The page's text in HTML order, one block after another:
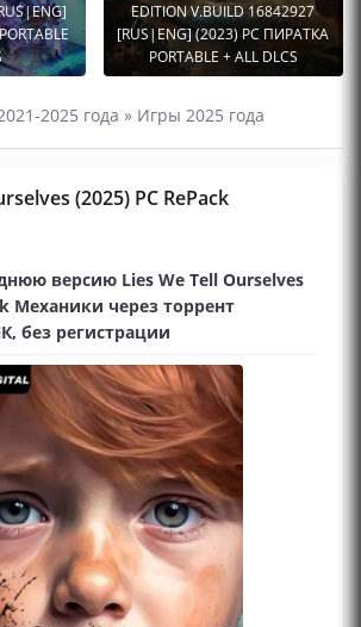
EDITION V.BUILD 16842927
[RUS|ENG] (2023) PC ПИРАТКА
PORTABLE + ALL DLCS
2025 года » Игры 2025 года
(2025) PC RePack
версию Lies We Tell Ourselves
Механики через торрент
без регистрации